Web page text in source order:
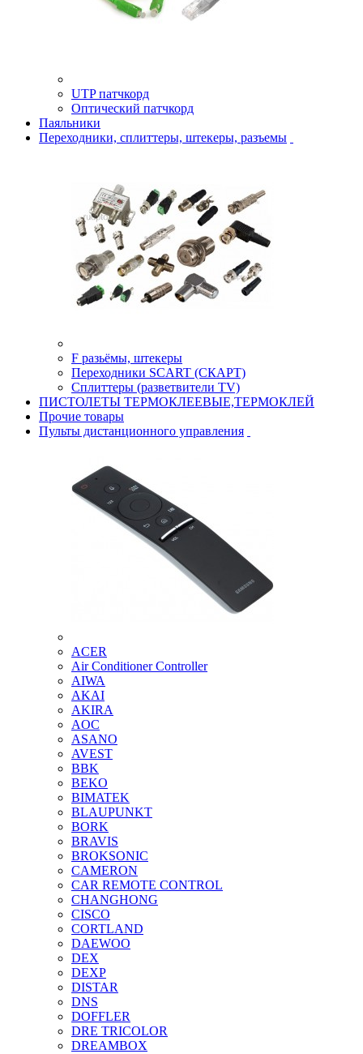
UTP патчкорд
Оптический патчкорд
Паяльники
Переходники, сплиттеры, штекеры, разъемы
F разьёмы, штекеры
Переходники SCART (СКАРТ)
Сплиттеры (разветвители TV)
ПИСТОЛЕТЫ ТЕРМОКЛЕЕВЫЕ,ТЕРМОКЛЕЙ
Прочие товары
Пульты дистанционного управления
ACER
Air Conditioner Controller
AIWA
AKAI
AKIRA
AOC
ASANO
AVEST
BBK
BEKO
BIMATEK
BLAUPUNKT
BORK
BRAVIS
BROKSONIC
CAMERON
CAR REMOTE CONTROL
CHANGHONG
CISCO
CORTLAND
DAEWOO
DEX
DEXP
DISTAR
DNS
DOFFLER
DRE TRICOLOR
DREAMBOX